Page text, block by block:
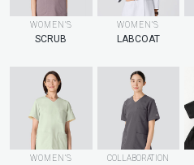
WOMEN’S
SCRUB
WOMEN’S
LABCOAT
WOMEN’S COLLABORATION